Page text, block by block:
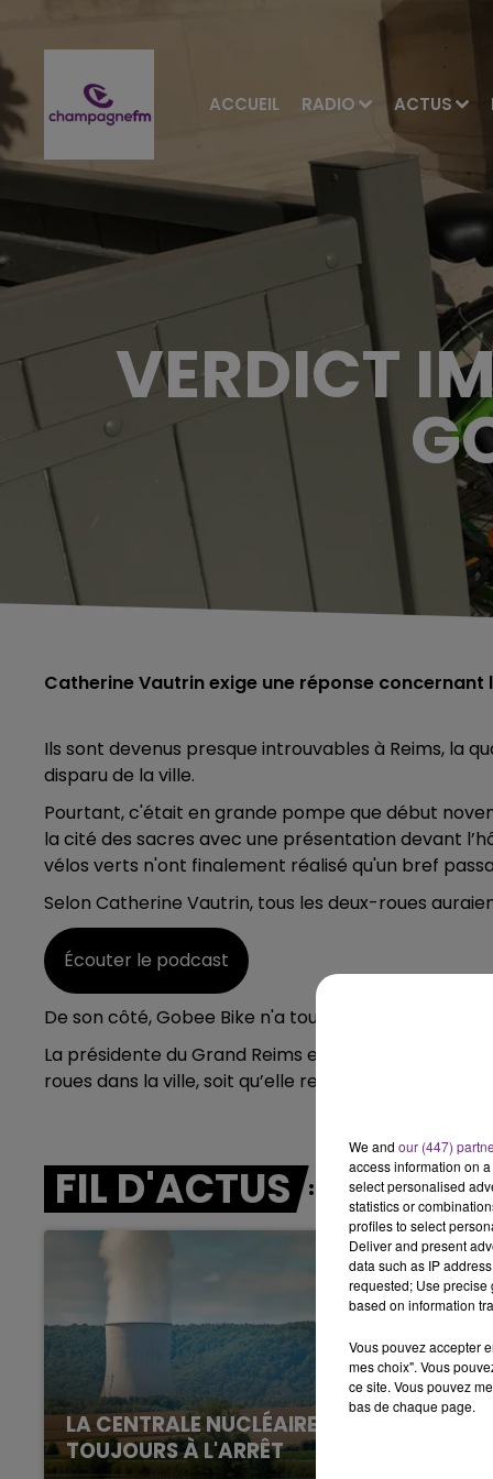
ACCUEIL RADIO ACTUS
7h00 - 11h00
BEST OF
VERDICT
Catherine Vautrin exige une réponse
Ils sont devenus presque introuvables à Reims, la
disparu de la ville.
Pourtant, c'était en grande pompe que début
la cité des sacres avec une présentation devant
vélos verts n'ont finalement réalisé qu'un bref
Selon Catherine Vautrin, tous les deux-roues
Écouter le podcast
De son côté, Gobee Bike n'a toujours pas
La présidente du Grand Reims exige une réponse
roues dans la ville, soit qu’elle rembourse les
FIL D'ACTUS
LA CENTRALE NUCLÉAIRE DE CHOOZ
TOUJOURS À L'ARRÊT
We and our (447)
access information on
select personalised
statistics or
profiles to select
Deliver and present
data such as IP
requested; Use precise
based on information
Vous pouvez accepter
mes choix". Vous
ce site. Vous pouvez
bas de chaque page.